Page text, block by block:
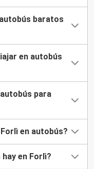
baratos
en autobús
para
en autobús?
en Forlì?